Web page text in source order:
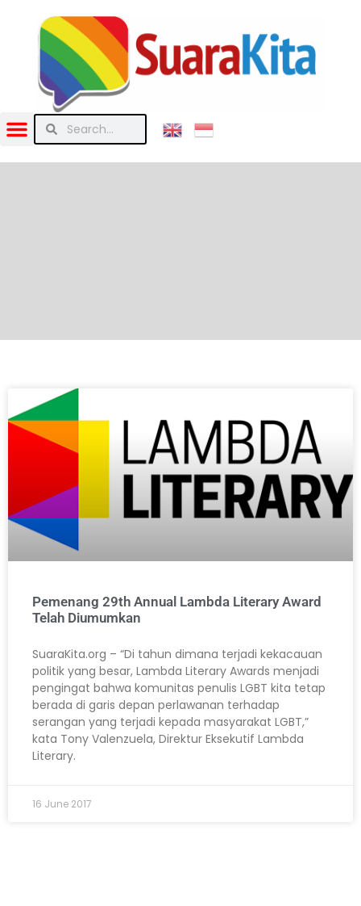
Pemenang 29th Annual Lambda Literary Award
Telah Diumumkan
SuaraKita.org – “Di tahun dimana terjadi kekacauan
politik yang besar, Lambda Literary Awards menjadi
pengingat bahwa komunitas penulis LGBT kita tetap
berada di garis depan perlawanan terhadap
serangan yang terjadi kepada masyarakat LGBT,”
kata Tony Valenzuela, Direktur Eksekutif Lambda
Literary.
16 June 2017